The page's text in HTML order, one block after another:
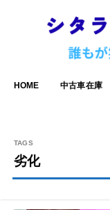
HOME 中古車在庫
劣化